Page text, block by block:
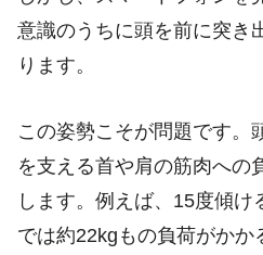
意識のうちに頭を前に突き
ります。
この姿勢こそが問題です。
を支える首や肩の筋肉への
します。例えば、15度傾け
では約22kgもの負荷がかか